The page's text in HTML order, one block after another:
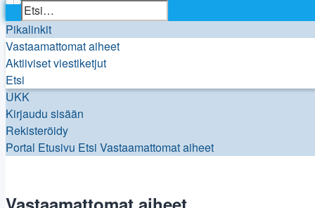
Etsi
Tarkennettu haku
Pikalinkit
Vastaamattomat aiheet
Aktiiviset viestiketjut
Etsi
UKK
Kirjaudu sisään
Rekisteröidy
Portal Etusivu Etsi Vastaamattomat aiheet